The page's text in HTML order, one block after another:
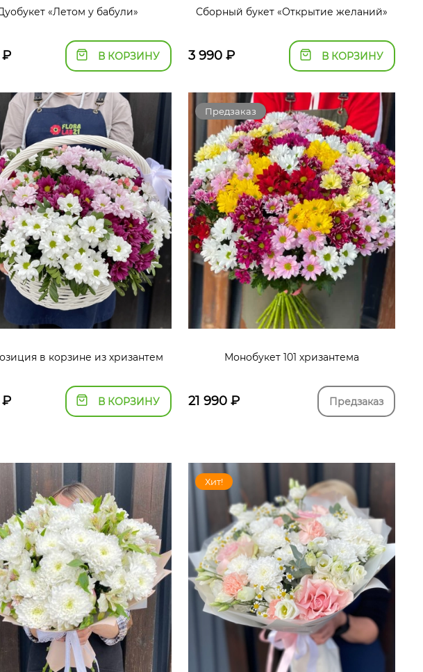
«Летом у бабули»
В КОРЗИНУ
Сборный букет «Открытие желаний»
3 990₽ В КОРЗИНУ
в корзине из хризантем
В КОРЗИНУ
Предзаказ
Монобукет 101 хризантема
21 990₽ Предзаказ
Хит!